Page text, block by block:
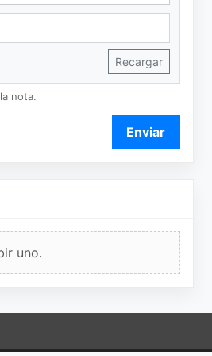
Recargar
nota.
Enviar
uno.